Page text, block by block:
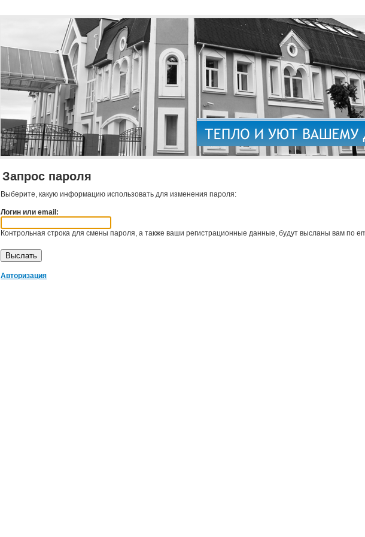
Запрос пароля
Выберите, какую информацию использовать для изменения пароля:
Логин или email:
Контрольная строка для смены пароля, а также ваши регистрационные данные, будут высланы вам по
Авторизация